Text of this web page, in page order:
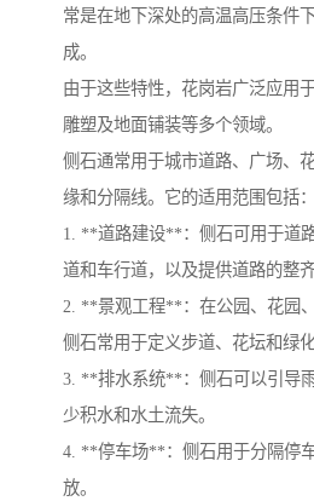
常是在地下深处的高温高压条件
成。
由于这些特性，花岗岩广泛应用
雕塑及地面铺装等多个领域。
侧石通常用于城市道路、广场、
缘和分隔线。它的适用范围包括：
1. **道路建设**：侧石可用于道
道和车行道，以及提供道路的整齐
2. **景观工程**：在公园、花园
侧石常用于定义步道、花坛和绿化
3. **排水系统**：侧石可以引导
少积水和水土流失。
4. **停车场**：侧石用于分隔停
放。